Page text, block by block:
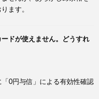
ます。
ドが使えません。どうすれ
0円与信」による有効性確認